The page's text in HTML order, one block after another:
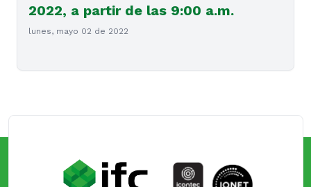
2022, a partir de las 9:00 a.m.
lunes, mayo 02 de 2022